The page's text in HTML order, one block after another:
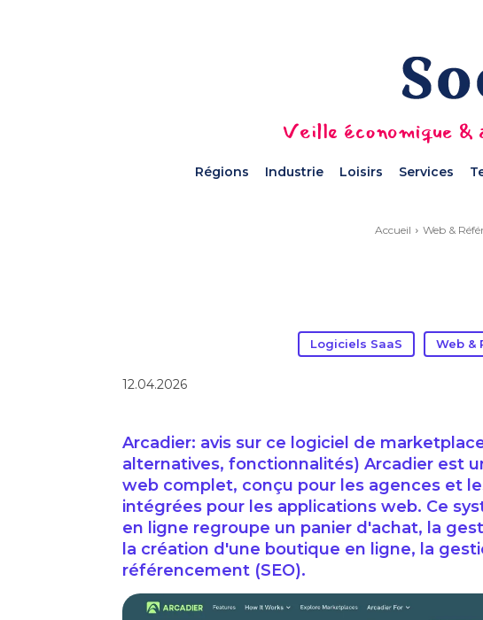
Veille économique
Régions Industrie Loisirs Services
Accueil Web &
Logiciels SaaS Web &
12.04.2026
Arcadier: avis sur ce logiciel de
alternatives, fonctionnalités) Arcadier est
web complet, conçu pour les agences et
intégrées pour les applications web. Ce
en ligne regroupe un panier d'achat, la
la création d'une boutique en ligne, la
référencement (SEO).